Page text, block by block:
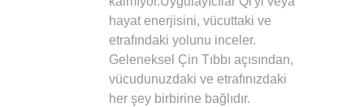
hayat enerjisini, vücuttaki ve
etrafındaki yolunu inceler.
Geleneksel Çin Tıbbı açısından,
vücudunuzdaki ve etrafınızdaki
her şey birbirine bağlıdır.